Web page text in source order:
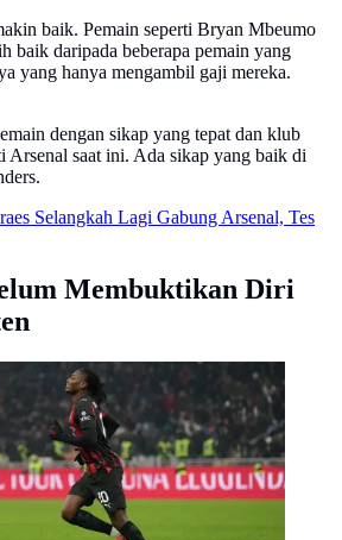
baik. Pemain seperti Bryan Mbeumo
baik daripada beberapa pemain yang
yang hanya mengambil gaji mereka.
dengan sikap yang tepat dan klub
Arsenal saat ini. Ada sikap yang baik di
Selangkah Lagi Gabung Arsenal, Tes
Membuktikan Diri